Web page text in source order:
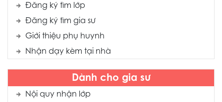
Đăng ký tìm lớp
Đăng ký tìm gia sư
Giới thiệu phụ huynh
Nhận dạy kèm tại nhà
Dành cho gia sư
Nội quy nhận lớp